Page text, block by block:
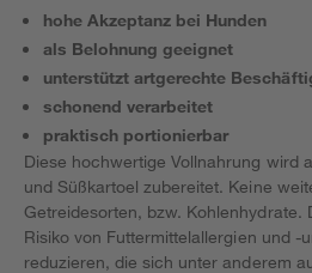
hohe Akzeptanz bei Hunden
als Belohnung geeignet
unterstützt artgerechte
schonend verarbeitet
praktisch portionierbar
Diese hochwertige Vollnahrung wird
und Süßkartoel zubereitet. Keine
Getreidesorten, bzw. Kohlenhydrate.
Risiko von Futtermittelallergien und -
reduzieren, die sich unter anderem